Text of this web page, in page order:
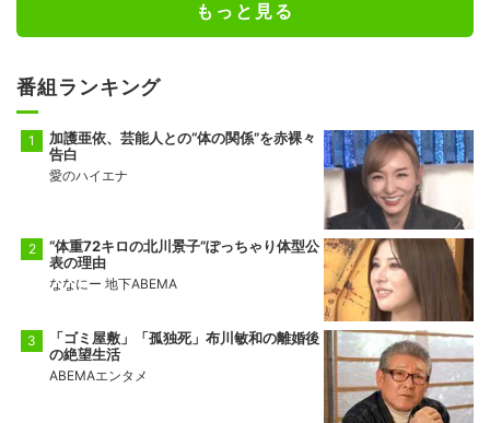
もっと見る
番組ランキング
加護亜依、芸能人との“体の関係”を赤裸々
告白
愛のハイエナ
“体重72キロの北川景子”ぽっちゃり体型公
表の理由
ななにー 地下ABEMA
「ゴミ屋敷」「孤独死」布川敏和の離婚後
の絶望生活
ABEMAエンタメ